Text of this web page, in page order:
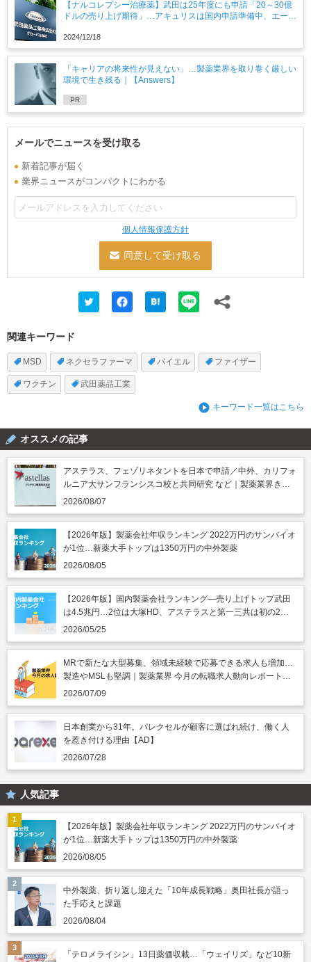
【ナルコレプシー治療薬】武田は25年度にも申請「20～30億
ドルの売り上げ期待」…アキュリスは国内申請準備中、エーザ
2024/12/18
「キャリアの将来性が見えない」…製薬業界を取り巻く厳しい
環境で生き残る｜【Answers】
PR
メールでニュースを受け取る
新着記事が届く
業界ニュースがコンパクトにわかる
個人情報保護方針
関連キーワード
MSD ネクセラファーマ バイエル ファイザー
ワクチン 武田薬品工業
キーワード一覧はこちら
オススメの記事
アステラス、フェゾリネタントを日本で申請／中外、カリフォ
ルニア大サンフランシスコ校と共同研究 など｜製薬業界きょ
うのニュースまとめ読み（2026年8月7日）
2026/08/07
【2026年版】製薬会社年収ランキング 2022万円のサンバイオ
が1位…新薬大手トップは1350万円の中外製薬
2026/08/05
【2026年版】国内製薬会社ランキング―売り上げトップ武田
は4.5兆円…2位は大塚HD、アステラスと第一三共は初の2兆
円突破
2026/05/25
MRで新たな大型募集、領域未経験で応募できる求人も増加…
製造やMSLも堅調｜製薬業界 今月の転職求人動向レポート
（2026年7月）
2026/07/09
日本創業から31年。パレクセルが顧客に選ばれ続け、働く人
を惹き付ける理由【AD】
2026/07/28
人気記事
【2026年版】製薬会社年収ランキング 2022万円のサンバイオ
が1位…新薬大手トップは1350万円の中外製薬
2026/08/05
中外製薬、折り返し迎えた「10年成長戦略」奥田社長が語っ
た手応えと課題
2026/08/04
「テロメライシン」13日薬価収載…「ウェイリズ」など10新